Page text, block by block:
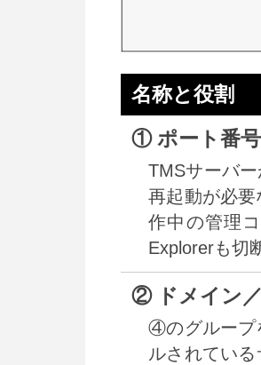
名称と役割
① ポート番号
TMSサーバ
再起動が必
作中の管理
Explorerも切
② ドメイン
④のグループ
ルされてい